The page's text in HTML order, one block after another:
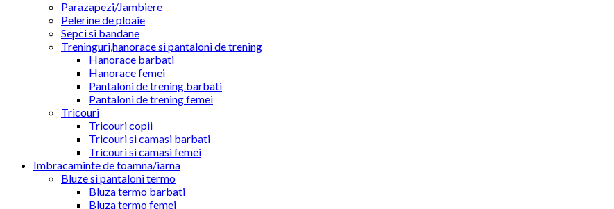
Parazapezi/Jambiere
Pelerine de ploaie
Sepci si bandane
Treninguri,hanorace si pantaloni de trening
Hanorace barbati
Hanorace femei
Pantaloni de trening barbati
Pantaloni de trening femei
Tricouri
Tricouri copii
Tricouri si camasi barbati
Tricouri si camasi femei
Imbracaminte de toamna/iarna
Bluze si pantaloni termo
Bluza termo barbati
Bluza termo femei